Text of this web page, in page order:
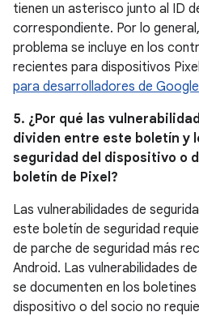
tienen un asterisco junto al ID
correspondiente. Por lo
problema se incluye en los
recientes para dispositivos
para desarrolladores de Google
5. ¿Por qué las
dividen entre este boletín y
seguridad del dispositivo o
boletín de Pixel?
Las vulnerabilidades de
este boletín de seguridad
de parche de seguridad más
Android. Las vulnerabilidades
se documenten en los
dispositivo o del socio no